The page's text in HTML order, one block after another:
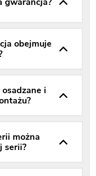
obejmuje
i
można
serii?